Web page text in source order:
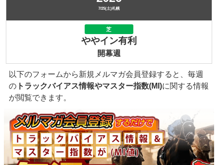
7/25(土)札幌
芝
ややイン有利
開幕週
以下のフォームから新規メルマガ会員登録すると、毎週
の トラックバイアス情報やマスター指数(MI)に関する情報
が閲覧できます。